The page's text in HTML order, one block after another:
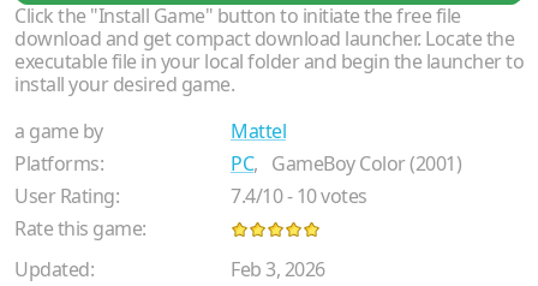
Click the "Install Game" button to initiate the free file
download and get compact download launcher. Locate the
executable file in your local folder and begin the launcher to
install your desired game.
a game by
Mattel
Platforms:
PC, GameBoy Color (2001)
User Rating:
7.4/10-10votes
Rate this game:
Updated:
Feb 3, 2026